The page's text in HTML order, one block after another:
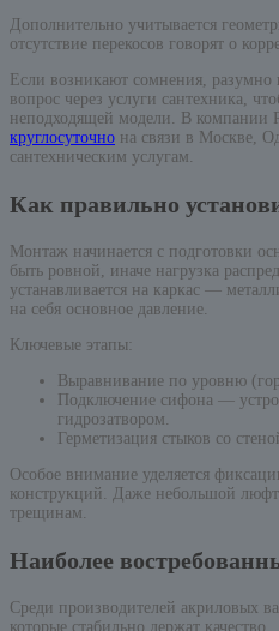
Дополнительно учитывается
отсутствие перекосов говорят о
Если возникают сомнения, разумно
вопрос через услуги сантехника,
неподходящей модели. В компании
круглосуточно на связи в Москве,
сантехническим услугам.
Как правильно
Монтаж начинается с подготовки
быть ровной, иначе нагрузка
устанавливается на каркас —
на себя основное давление.
Ключевые этапы:
Выравнивание по уровню
Подключение сифона —
гидрозатвором.
Герметизация стыков со
Особое внимание уделяется
конструкций. Даже небольшой
трещинам.
Наиболее
Среди производителей акриловых
которые стабильно держат качество.